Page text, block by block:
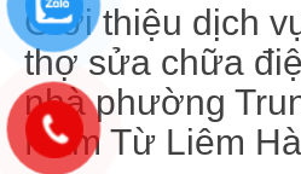
Giới thiệu dịch
thợ sửa chữa
nhà phường
Nam Từ Liêm